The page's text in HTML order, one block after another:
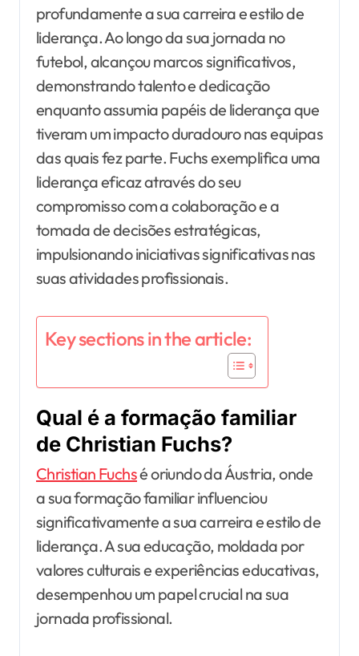
profundamente a sua carreira e estilo de
liderança. Ao longo da sua jornada no
futebol, alcançou marcos significativos,
demonstrando talento e dedicação
enquanto assumia papéis de liderança que
tiveram um impacto duradouro nas equipas
das quais fez parte. Fuchs exemplifica uma
liderança eficaz através do seu
compromisso com a colaboração e a
tomada de decisões estratégicas,
impulsionando iniciativas significativas nas
suas atividades profissionais.
Key sections in the article:
Qual é a formação familiar
de Christian Fuchs?
Christian Fuchsé oriundo da Áustria, onde
a sua formação familiar influenciou
significativamente a sua carreira e estilo de
liderança. A sua educação, moldada por
valores culturais e experiências educativas,
desempenhou um papel crucial na sua
jornada profissional.